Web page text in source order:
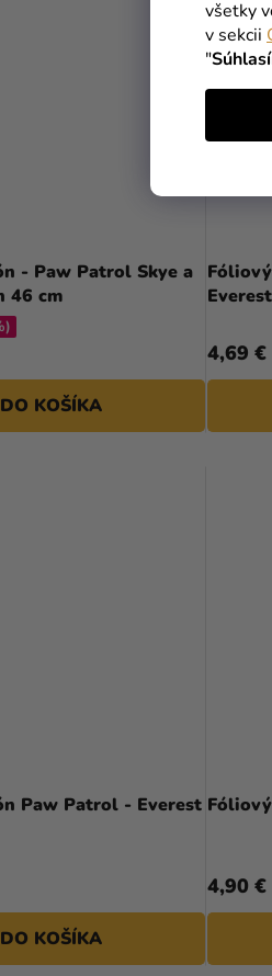
všetky
v sekcii
"
- Paw Patrol Skye a
46 cm
DO KOŠÍKA
Everest
4,69 €
Paw Patrol - Everest
DO KOŠÍKA
4,90 €